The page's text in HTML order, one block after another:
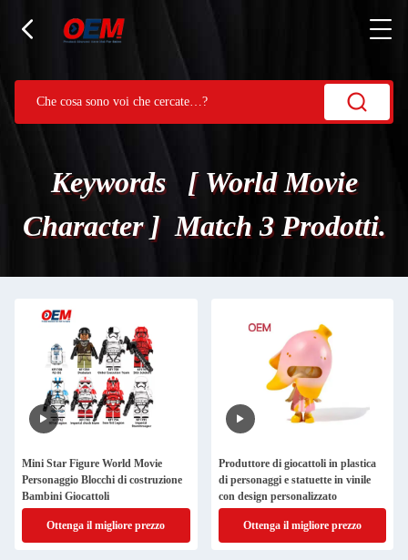
Keywords [ World Movie
Character ] Match 3 Prodotti.
Mini Star Figure World Movie
Personaggio Blocchi di costruzione
Bambini Giocattoli
Ottenga il migliore prezzo
Produttore di giocattoli in plastica
di personaggi e statuette in vinile
con design personalizzato
Ottenga il migliore prezzo